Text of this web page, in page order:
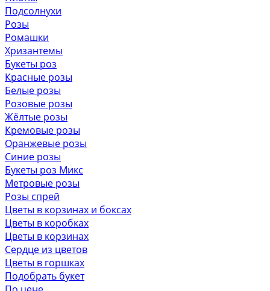
Подсолнухи
Розы
Ромашки
Хризантемы
Букеты роз
Красные розы
Белые розы
Розовые розы
Жёлтые розы
Кремовые розы
Оранжевые розы
Синие розы
Букеты роз Микс
Метровые розы
Розы спрей
Цветы в корзинах и боксах
Цветы в коробках
Цветы в корзинах
Сердце из цветов
Цветы в горшках
Подобрать букет